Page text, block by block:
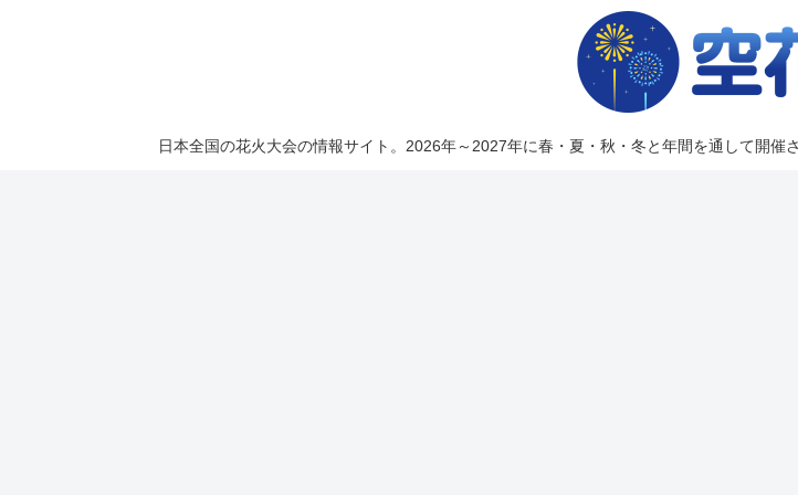
日本全国の花火大会の情報サイト。2026年～2027年に春・夏・秋・冬と年間を通して開催